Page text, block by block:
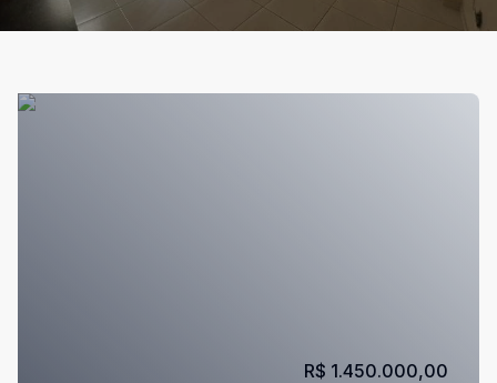
R$ 1.450.000,00